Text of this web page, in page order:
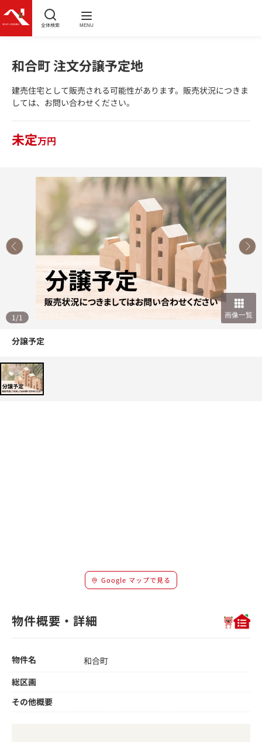
全体検索 MENU
和合町 注文分譲予定地
建売住宅として販売される可能性があります。販売状況につきま
しては、お問い合わせください。
未定万円
1 /1 画像一覧
分譲予定
Google マップで見る
物件概要・詳細
物件名
和合町
総区画
その他概要